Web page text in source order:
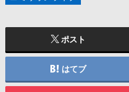
ポスト
はてブ